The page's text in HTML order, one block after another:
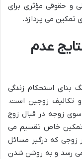
و حقوقی مؤثری برای
می پردازد.
عدم
بنای استحکام زندگی
تکالیف زوجین است.
سوی زوجه در قبال زوج
خاص تقسیم می
زوجی که درگیر مسائل
می رسد و به روشن شدن